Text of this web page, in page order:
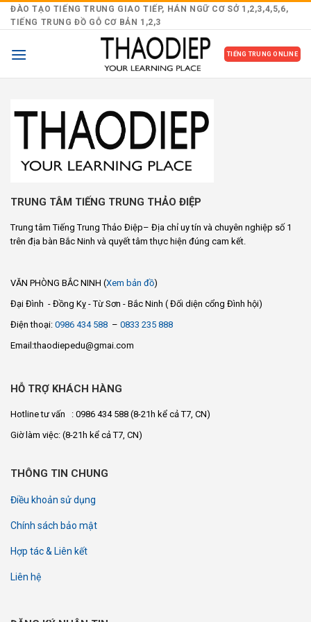
SkipĐÀO TẠO TIẾNG TRUNG GIAO TIẾP, HÁN NGỮ CƠ SỞ 1,2,3,4,5,6,
TIẾNG TRUNG ĐỒ GỖ CƠ BẢN 1,2,3
TIẾNG TRUNG ONLINE
TRUNG TÂM TIẾNG TRUNG THẢO ĐIỆP
Trung tâm Tiếng Trung Thảo Điệp– Địa chỉ uy tín và chuyên nghiệp số 1
trên địa bàn Bắc Ninh và quyết tâm thực hiện đúng cam kết.
VĂN PHÒNG BẮC NINH (Xem bản đồ)
Đại Đình - Đồng Kỵ - Từ Sơn - Bắc Ninh ( Đối diện cổng Đình hội)
Điện thoại: 0986 434 588 – 0833 235 888
Email:thaodiepedu@gmai.com
HỖ TRỢ KHÁCH HÀNG
Hotline tư vấn : 0986 434 588 (8-21h kể cả T7, CN)
Giờ làm việc: (8-21h kể cả T7, CN)
THÔNG TIN CHUNG
Điều khoản sử dụng
Chính sách bảo mật
Hợp tác & Liên kết
Liên hệ